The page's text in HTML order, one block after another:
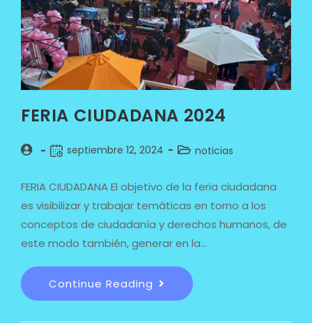
FERIA CIUDADANA 2024
septiembre 12, 2024 noticias
FERIA CIUDADANA El objetivo de la feria ciudadana
es visibilizar y trabajar temáticas en torno a los
conceptos de ciudadanía y derechos humanos, de
este modo también, generar en la…
Continue Reading